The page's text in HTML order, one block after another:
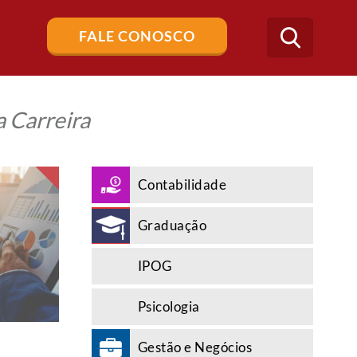
FALE CONOSCO
Buscar
no
blog
Carreira
Contabilidade
Graduação
IPOG
Psicologia
Gestão e Negócios